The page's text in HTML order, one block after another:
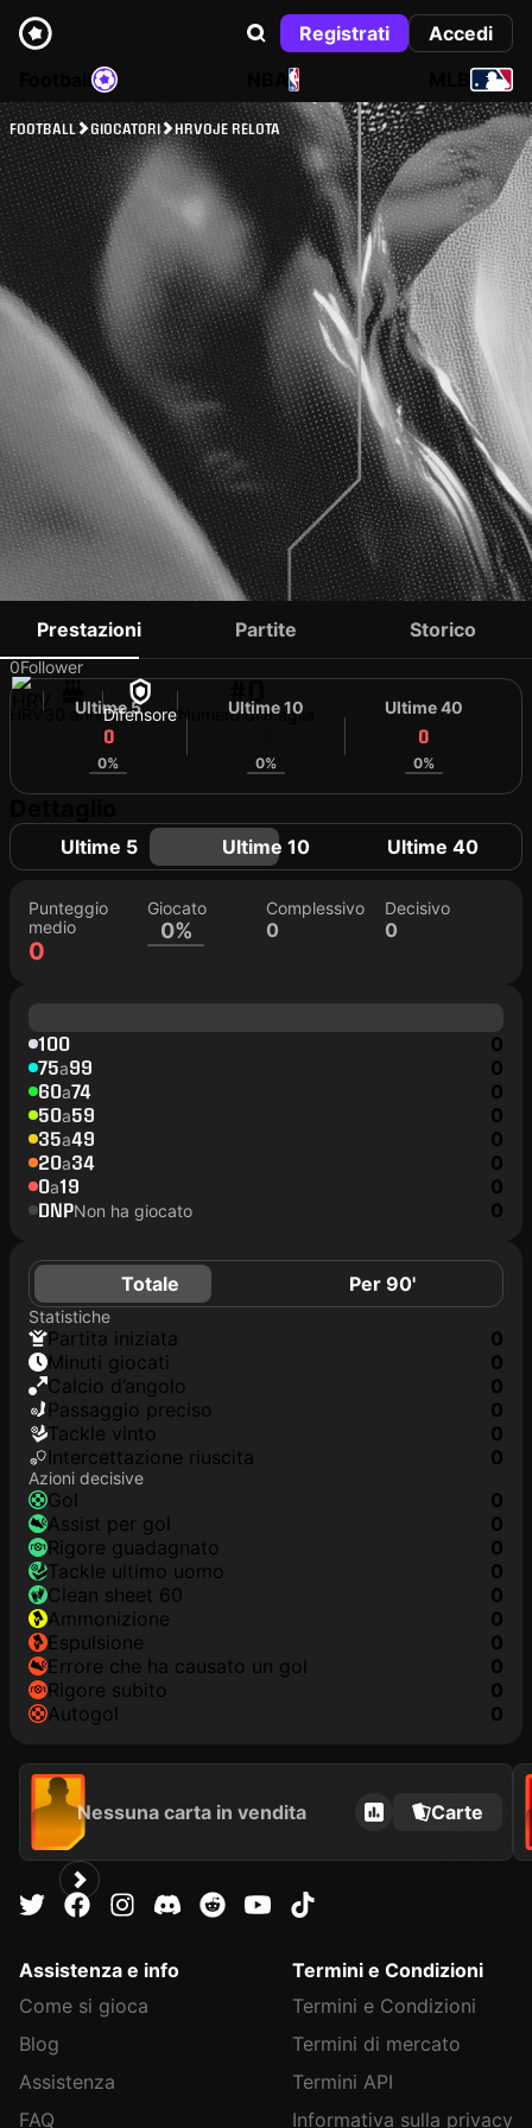
Registrati
Accedi
NBA
FOOTBALL GIOCATORI HRVOJE RELOTA
HRVOJE RELOTA
0Follower
30 anniDifensore Numero di maglia
Prestazioni Partite Storico
Ultime 5
0
0%
Ultime 10
0%
Ultime 40
0
0%
Ultime 5 Ultime 10 Ultime 40
Punteggio
medio
0
Giocato
0%
Complessivo
0
Decisivo
0
100 0
75a99 0
60a74 0
50a59 0
35a49 0
20a34 0
0a19 0
DNPNon ha giocato 0
Totale Per 90'
Statistiche
Partita iniziata
0
Minuti giocati
0
Calcio d’angolo
0
Passaggio preciso
0
Tackle vinto
0
Intercettazione riuscita
0
Azioni decisive
Gol
0
Assist per gol
0
Rigore guadagnato
0
Tackle ultimo uomo
0
clean sheet 60
0
Ammonizione
0
Espulsione
0
Errore che ha causato un gol
0
Rigore subito
0
Autogol
0
Nessuna carta in vendita Carte
Assistenza e info
Come si gioca
Blog
Assistenza
FAQ
Termini e Condizioni
Termini e Condizioni
Termini di mercato
Termini API
Informativa sulla privacy